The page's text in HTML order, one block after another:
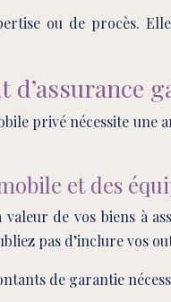
ou de procès.
privé nécessite
et des
de vos biens à
pas d’inclure vos
de garantie